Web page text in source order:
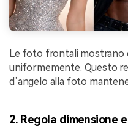
Le foto frontali mostrano
uniformemente. Questo
d’angelo alla foto
2. Regola dimensione